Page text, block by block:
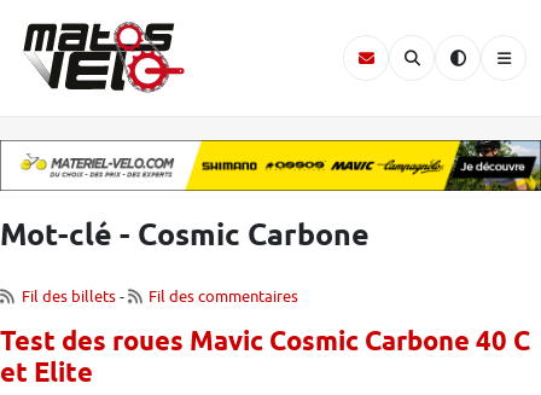
Mot-clé - Cosmic Carbone
Fil des billets- Fil des commentaires
Test des roues Mavic Cosmic Carbone 40 C
et Elite